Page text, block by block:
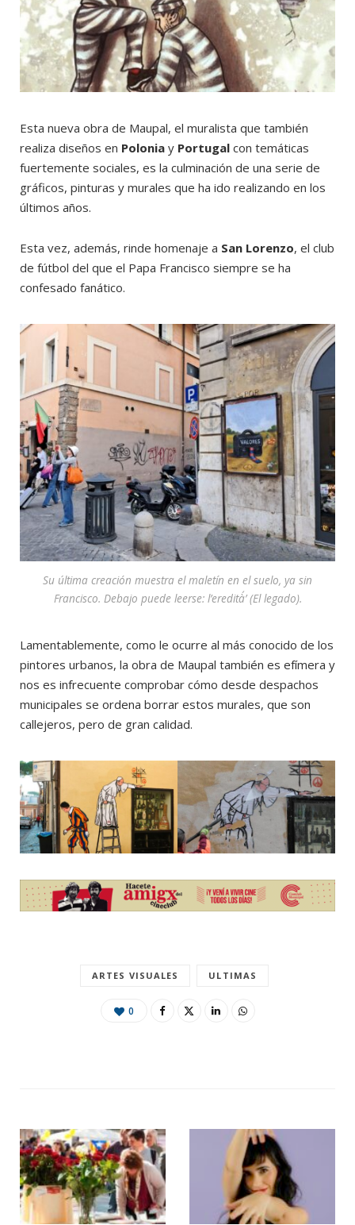
Esta nueva obra de Maupal, el muralista que también
realiza diseños en Polonia y Portugal con temáticas
fuertemente sociales, es la culminación de una serie de
gráficos, pinturas y murales que ha ido realizando en los
últimos años.
Esta vez, además, rinde homenaje a San Lorenzo, el club
de fútbol del que el Papa Francisco siempre se ha
confesado fanático.
Su última creación muestra el maletín en el suelo, ya sin
Francisco. Debajo puede leerse: l’eredità´’ (El legado).
Lamentablemente, como le ocurre al más conocido de los
pintores urbanos, la obra de Maupal también es efímera y
nos es infrecuente comprobar cómo desde despachos
municipales se ordena borrar estos murales, que son
callejeros, pero de gran calidad.
ARTES VISUALES ULTIMAS
0